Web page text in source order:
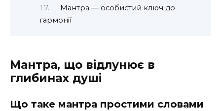
Мантра — особистий ключ до
гармонії
Мантра, що відлунює в
глибинах душі
Що таке мантра простими словами